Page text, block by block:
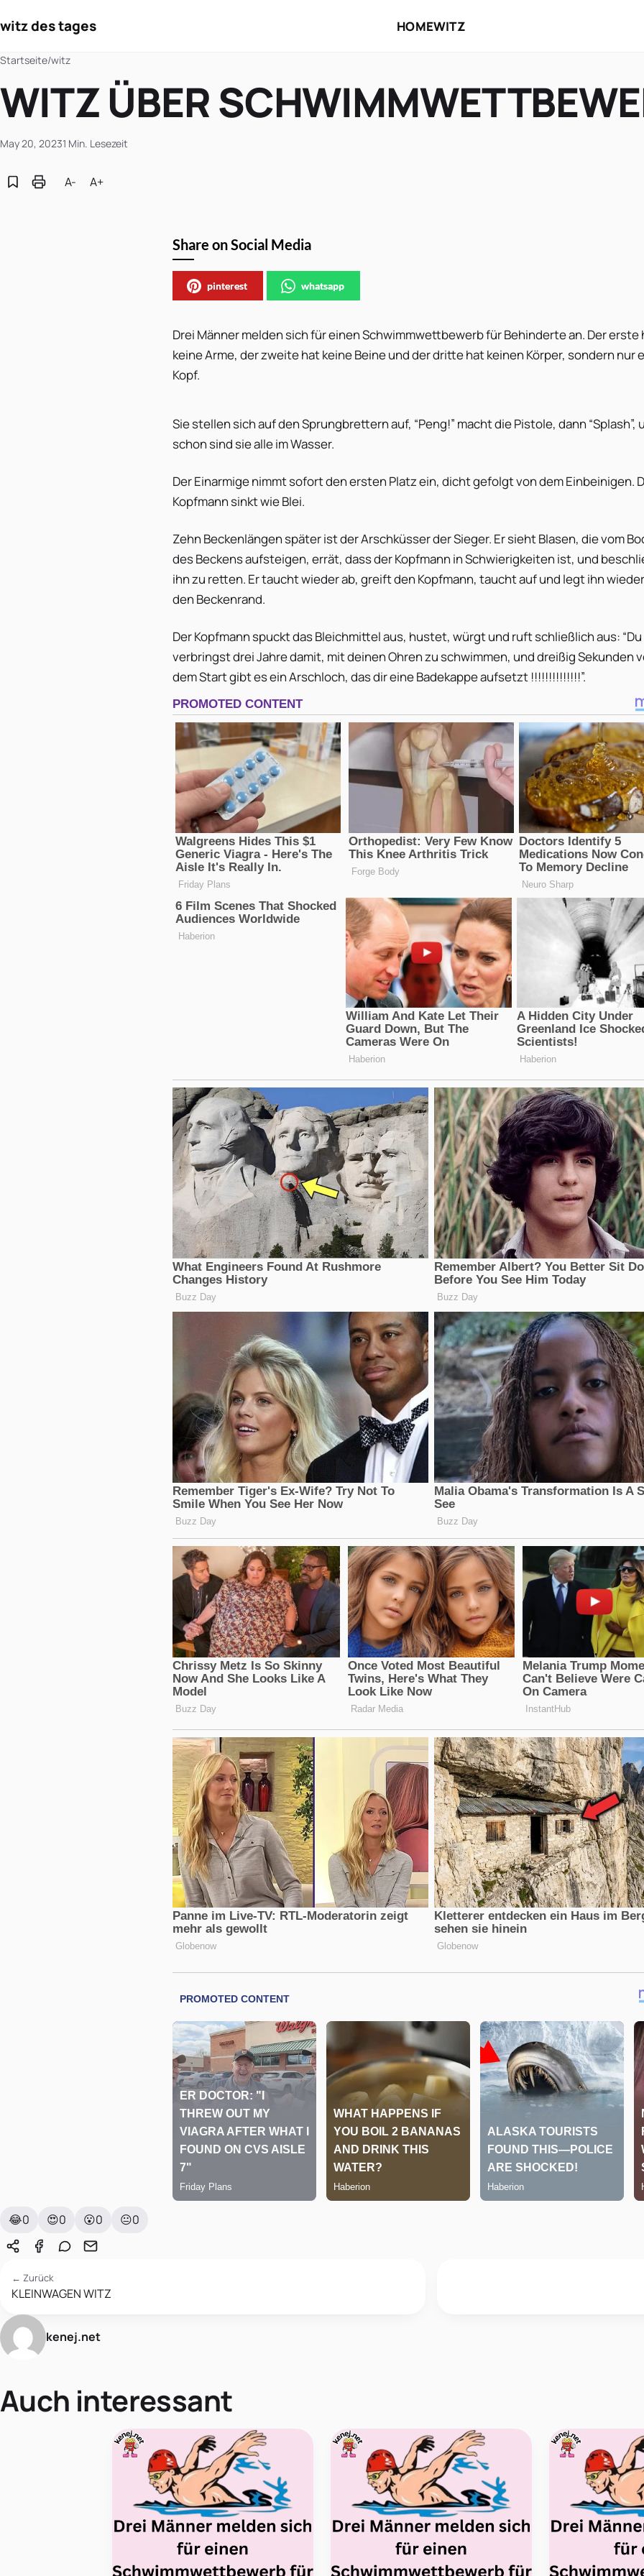
witz des tages HOMEWITZ
Startseite/witz
WITZ ÜBER
May 20, 20231 Min. Lesezeit
A- A+
Share on Social Media
pinterest whatsapp
Drei Männer melden sich für einen Schwimmwettbewerb für Behinderte an. Der erste
keine Arme, der zweite hat keine Beine und der dritte hat keinen Körper, sondern nur
Kopf.
Sie stellen sich auf den Sprungbrettern auf, “Peng!” macht die Pistole, dann “Splash”,
schon sind sie alle im Wasser.
Der Einarmige nimmt sofort den ersten Platz ein, dicht gefolgt von dem Einbeinigen.
Kopfmann sinkt wie Blei.
Zehn Beckenlängen später ist der Arschküsser der Sieger. Er sieht Blasen, die vom
des Beckens aufsteigen, errät, dass der Kopfmann in Schwierigkeiten ist, und
ihn zu retten. Er taucht wieder ab, greift den Kopfmann, taucht auf und legt ihn
den Beckenrand.
Der Kopfmann spuckt das Bleichmittel aus, hustet, würgt und ruft schließlich aus: “Du
verbringst drei Jahre damit, mit deinen Ohren zu schwimmen, und dreißig Sekunden
dem Start gibt es ein Arschloch, das dir eine Badekappe aufsetzt !!!!!!!!!!!!!!”.
😂0 😍0 😮0 😐0
← Zurück
KLEINWAGEN WITZ
kenej.net
Auch interessant